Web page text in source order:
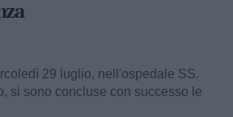
29 luglio, nell'ospedale SS.
si sono concluse con successo le